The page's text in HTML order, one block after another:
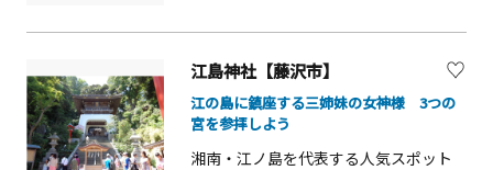
が特長。広い砂浜があるので、子供が
自然と触れ合える格好の海水浴場とし
て、ファミリーにも人気が高い。「日
本の海水浴場55選」にも選ばれてい
る。
江島神社【藤沢市】
江の島に鎮座する三姉妹の女神様 3つの
宮を参拝しよう
湘南・江ノ島を代表する人気スポット